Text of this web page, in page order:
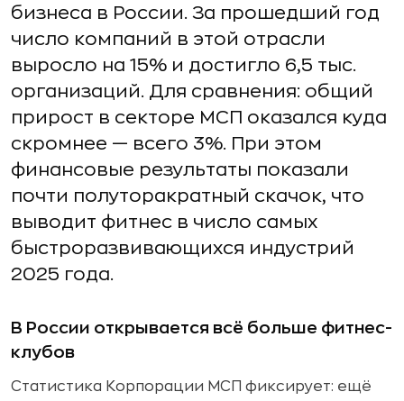
бизнеса в России. За прошедший год
число компаний в этой отрасли
выросло на 15% и достигло 6,5 тыс.
организаций. Для сравнения: общий
прирост в секторе МСП оказался куда
скромнее — всего 3%. При этом
финансовые результаты показали
почти полуторакратный скачок, что
выводит фитнес в число самых
быстроразвивающихся индустрий
2025 года.
В России открывается всё больше фитнес-
клубов
Статистика Корпорации МСП фиксирует: ещё